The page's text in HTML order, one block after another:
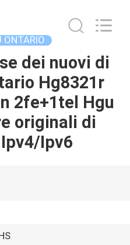
ONTARIO
dei nuovi di
Hg8321r
2fe+1tel Hgu
originali di
Ipv6